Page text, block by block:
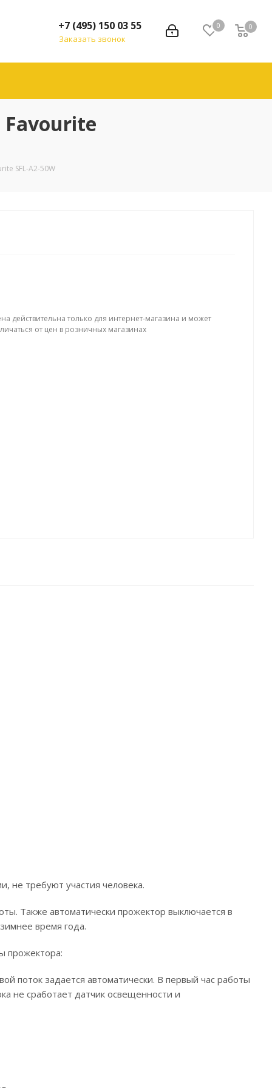
0 0
+7 (495) 150 03 55
Заказать звонок
SFL-A2-50W
действительна только для интернет-магазина и может
от цен в розничных магазинах
не требуют участия человека.
Также автоматически прожектор выключается в
время года.
прожектора:
поток задается автоматически. В первый час работы
не сработает датчик освещенности и